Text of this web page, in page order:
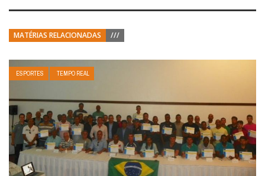
MATÉRIAS RELACIONADAS ///
ESPORTES TEMPO REAL